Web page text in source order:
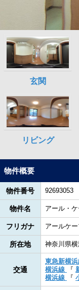
物件概要
物件番号 92693053
物件名 アール・
フリガナ アールケ
所在地 神奈川県
交通
東急新横
横浜線
『
横浜線
『